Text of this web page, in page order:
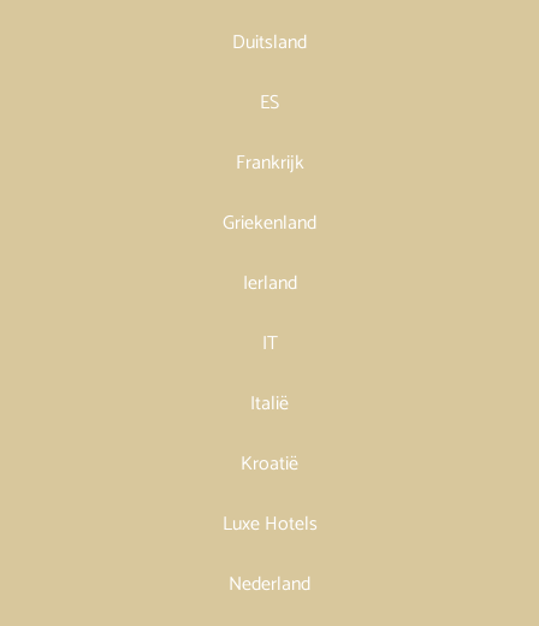
Duitsland
ES
Frankrijk
Griekenland
Ierland
IT
Italië
Kroatië
Luxe Hotels
Nederland